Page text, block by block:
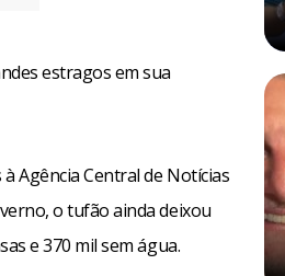
estragos em sua
Agência Central de Notícias
o tufão ainda deixou
e 370 mil sem água.